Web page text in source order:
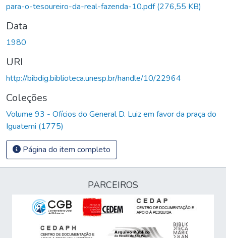
para-o-tesoureiro-da-real-fazenda-10.pdf(276,55 KB)
Data
1980
URI
http://bibdig.biblioteca.unesp.br/handle/10/22964
Coleções
Volume 93 - Ofícios do General D. Luiz em favor da praça do
Iguatemi (1775)
Página do item completo
PARCEIROS